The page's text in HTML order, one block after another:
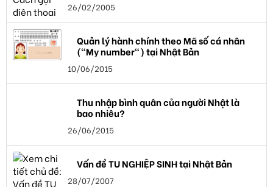
26/02/2005
Quản lý hành chính theo Mã số cá nhân
("My number") tại Nhật Bản
10/06/2015
Thu nhập bình quân của người Nhật là
bao nhiêu?
26/06/2015
Vấn đề TU NGHIỆP SINH tại Nhật Bản
28/07/2007